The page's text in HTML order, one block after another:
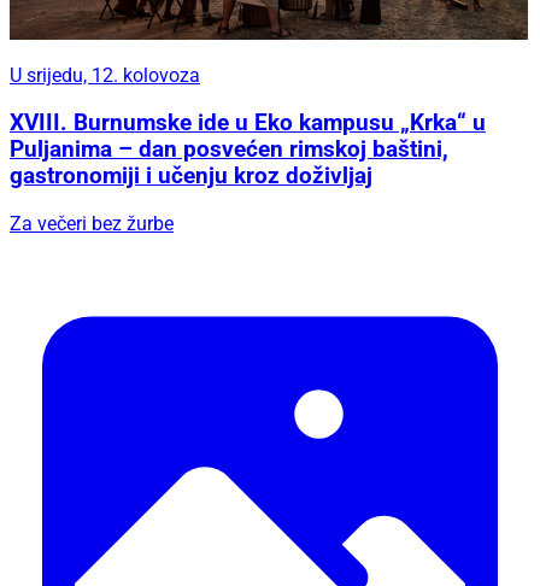
U srijedu, 12. kolovoza
XVIII. Burnumske ide u Eko kampusu „Krka“ u
Puljanima – dan posvećen rimskoj baštini,
gastronomiji i učenju kroz doživljaj
Za večeri bez žurbe